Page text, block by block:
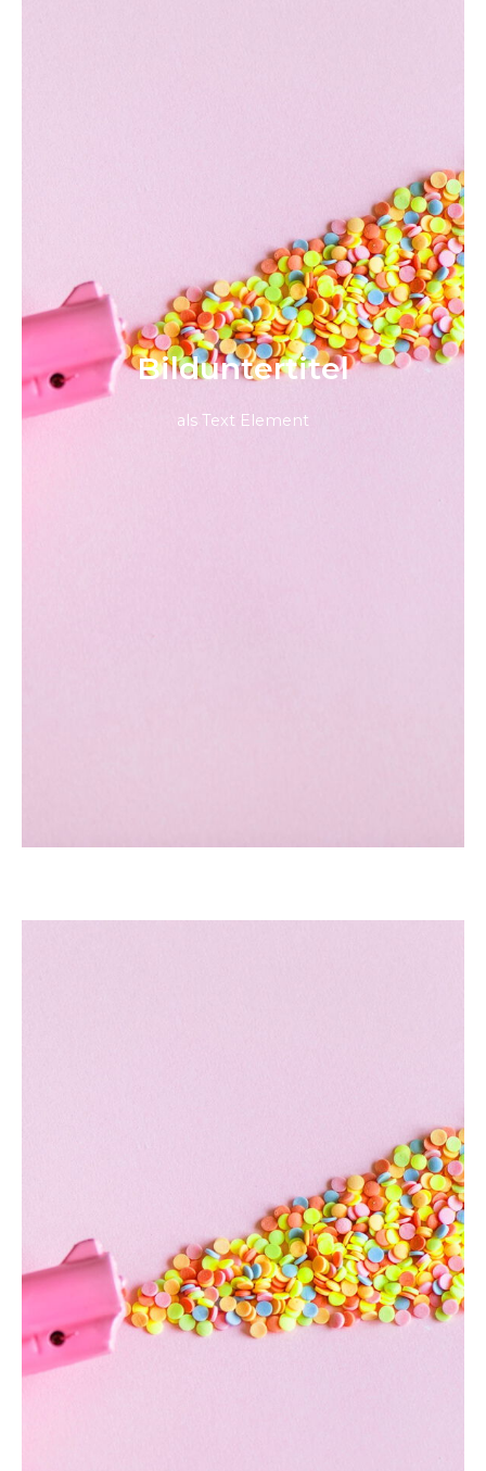
Bild­unter­titel
als Text Element